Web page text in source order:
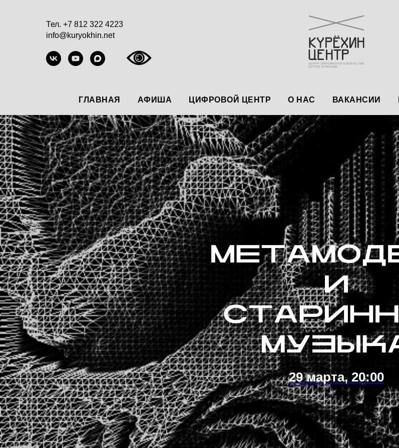
Тел. +7 812 322 4223
info@kuryokhin.net
ГЛАВНАЯ АФИША ЦИФРОВОЙ ЦЕНТР О НАС ВАКАНСИИ
29 марта, 20:00
БИЛЕТЫ